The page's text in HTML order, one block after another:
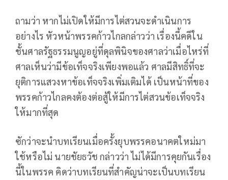
ถามว่า หากไม่เปิดให้มีการไต่สวนจะดำเนินการ
อย่างไร หัวหน้าพรรคก้าวไกลกล่าวว่า เรื่องนี้คดีใน
ชั้นศาลรัฐธรรมนูญอยู่ที่ดุลพินิจของศาลว่าเมื่อไหร่ที่
ศาลเห็นว่ามีข้อเท็จจริงเพียงพอแล้ว ศาลมีสิทธิ์ที่จะ
ยุติการแสวงหาข้อเท็จจริงเพิ่มเติมได้ เป็นหน้าที่ของ
พรรคก้าวไกลคงต้องต่อสู้ให้มีการไต่สวนข้อเท็จจริง
ให้มากที่สุด
ซักว่าจะนำบทเรียนเมื่อครั้งยุบพรรคอนาคตใหม่มา
ใช้หรือไม่ นายชัยธวัช กล่าวว่า ไม่ได้มีการคุยกันเรื่อง
นี้ในพรรค คิดว่าบทเรียนที่สำคัญน่าจะเป็นบทเรียน